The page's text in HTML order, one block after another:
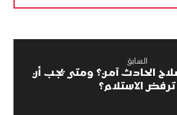
السابق
الحادث آمن؟ ومتى يجب أن
ترفض الاستلام؟